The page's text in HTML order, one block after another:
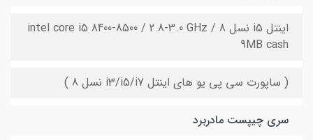
اینتل i5 نسل 8 intel core i5 8400-8500 / 2.8-3.0 GHz /
9MB cash
( ساپورت سی پی یو های اینتل i3/i5/i7 نسل 8 )
سری چیپست مادربرد